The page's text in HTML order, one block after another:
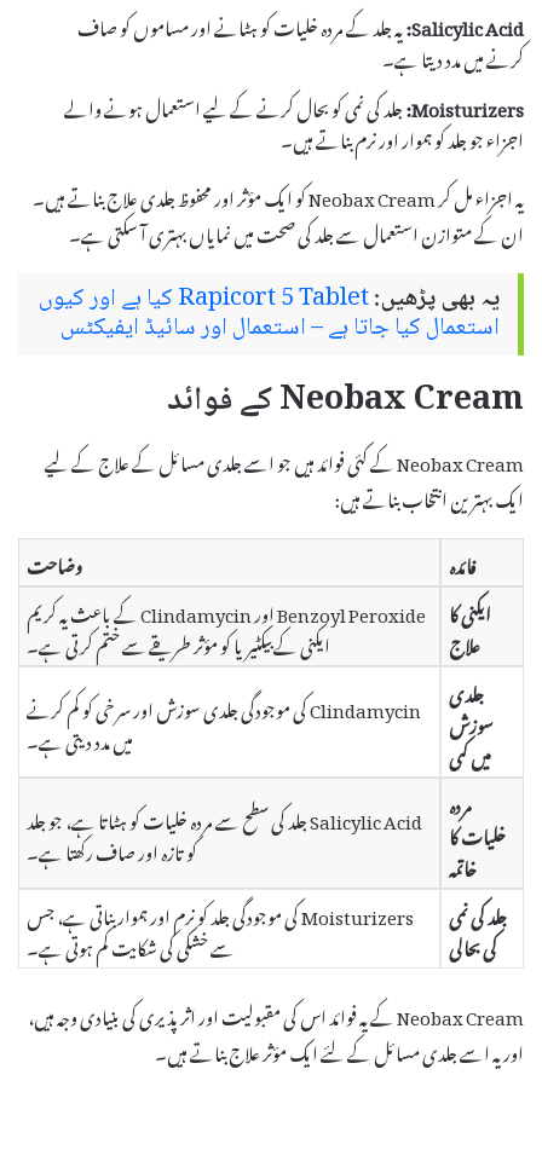
Salicylic Acid:یہ جلد کے مردہ خلیات کو ہٹانے اور مساموں کو صاف
کرنے میں مدد دیتا ہے۔
Moisturizers: جلد کی نمی کو بحال کرنے کے لیے استعمال ہونے والے
اجزاء جو جلد کو ہموار اور نرم بناتے ہیں۔
یہ اجزاء مل کر Neobax Cream کو ایک مؤثر اور محفوظ جلدی علاج بناتے ہیں۔
ان کے متوازن استعمال سے جلد کی صحت میں نمایاں بہتری آ سکتی ہے۔
یہ بھی پڑھیں: Rapicort 5 Tablet کیا ہے اور کیوں
استعمال کیا جاتا ہے – استعمال اور سائیڈ ایفیکٹس
Neobax Cream کے فوائد
Neobax Cream کے کئی فوائد ہیں جو اسے جلدی مسائل کے علاج کے لیے
ایک بہترین انتخاب بناتے ہیں:
فائدہ
وضاحت
ایکنی کا
علاج
Benzoyl Peroxide اور Clindamycin کے باعث یہ کریم
ایکنی کے بیکٹیریا کو مؤثر طریقے سے ختم کرتی ہے۔
جلدی
سوزش
میں کمی
Clindamycin کی موجودگی جلدی سوزش اور سرخی کو کم کرنے
میں مدد دیتی ہے۔
مردہ
خلیات کا
خاتمہ
Salicylic Acid جلد کی سطح سے مردہ خلیات کو ہٹاتا ہے، جو جلد
کو تازہ اور صاف رکھتا ہے۔
جلد کی نمی
کی بحالی
Moisturizers کی موجودگی جلد کو نرم اور ہموار بناتی ہے، جس
سے خشکی کی شکایت کم ہوتی ہے۔
Neobax Cream کے یہ فوائد اس کی مقبولیت اور اثر پذیری کی بنیادی وجہ ہیں،
اور یہ اسے جلدی مسائل کے لئے ایک مؤثر علاج بناتے ہیں۔